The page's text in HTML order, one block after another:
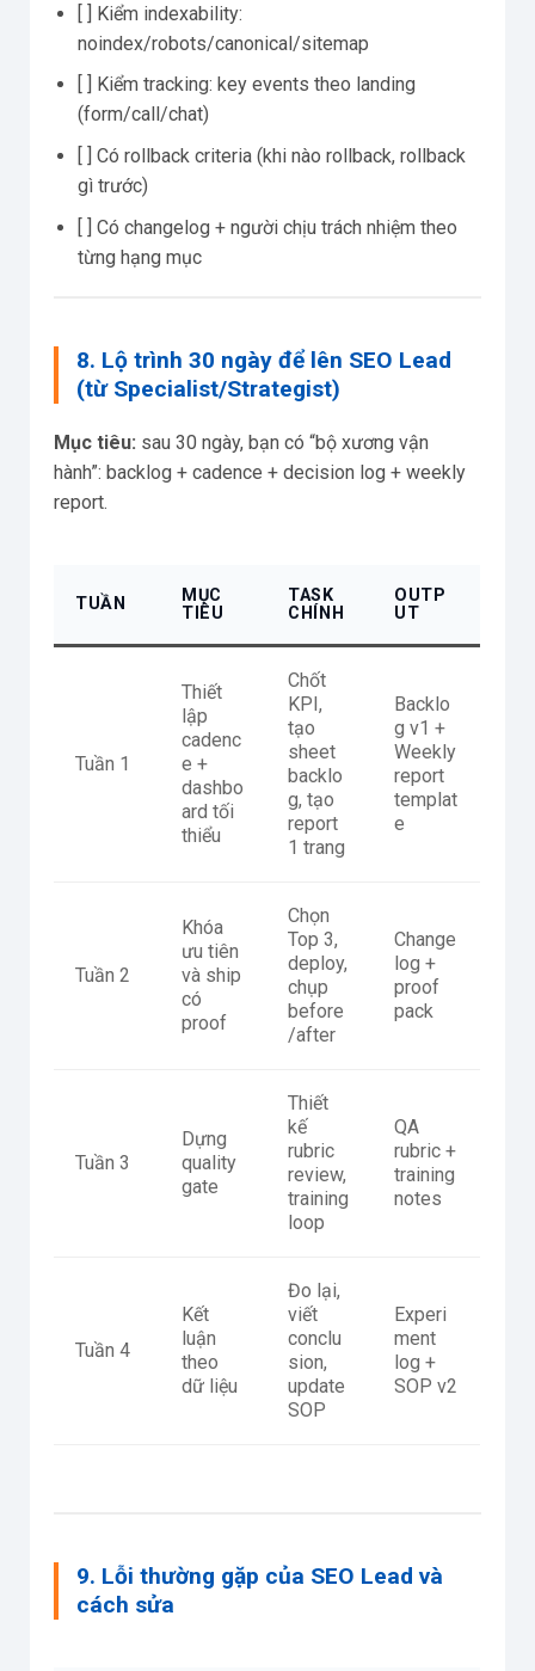
[ ] Kiểm indexability:
noindex/robots/canonical/sitemap
[ ] Kiểm tracking: key events theo landing
(form/call/chat)
[ ] Có rollback criteria (khi nào rollback, rollback
gì trước)
[ ] Có changelog + người chịu trách nhiệm theo
từng hạng mục
8. Lộ trình 30 ngày để lên SEO Lead
(từ Specialist/Strategist)
Mục tiêu: sau 30 ngày, bạn có “bộ xương vận
hành”: backlog + cadence + decision log + weekly
report.
TUẦN
MỤC
TIÊU
TASK
CHÍNH
OUTP
UT
Tuần 1
Thiết
lập
cadenc
e +
dashbo
ard tối
thiểu
Chốt
KPI,
tạo
sheet
backlo
g, tạo
report
1 trang
Backlo
g v1 +
Weekly
report
templat
e
Tuần 2
Khóa
ưu tiên
và ship
có
proof
Chọn
Top 3,
deploy,
chụp
before
/after
Change
log +
proof
pack
Tuần 3
Dựng
quality
gate
Thiết
kế
rubric
review,
training
loop
QA
rubric +
training
notes
Tuần 4
Kết
luận
theo
dữ liệu
Đo lại,
viết
conclu
sion,
update
SOP
Experi
ment
log +
SOP v2
9. Lỗi thường gặp của SEO Lead và
cách sửa